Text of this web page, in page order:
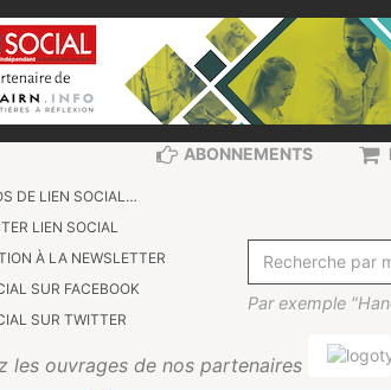
DE LIEN SOCIAL…
LIEN SOCIAL
À LA NEWSLETTER
SUR FACEBOOK
SUR TWITTER
Par exemple
les ouvrages de nos partenaires
ABONNEMENTS